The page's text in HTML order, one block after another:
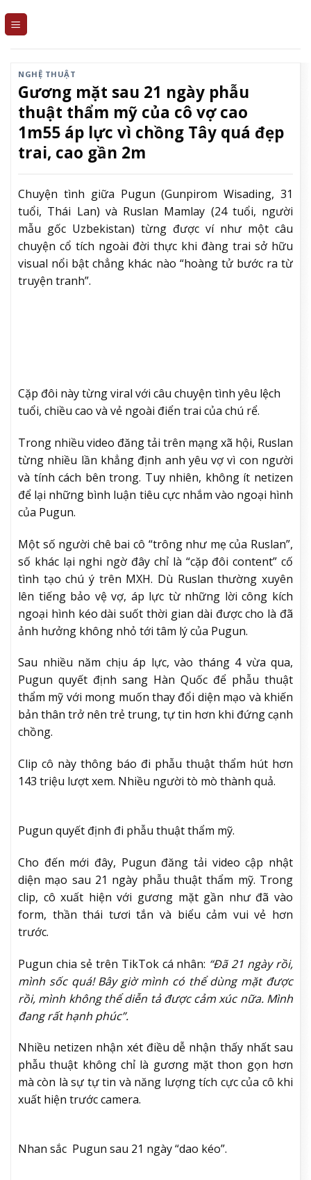
NGHỆ THUẬT
Gương mặt sau 21 ngày phẫu
thuật thẩm mỹ của cô vợ cao
1m55 áp lực vì chồng Tây quá đẹp
trai, cao gần 2m
Chuyện tình giữa Pugun (Gunpirom Wisading, 31
tuổi, Thái Lan) và Ruslan Mamlay (24 tuổi, người
mẫu gốc Uzbekistan) từng được ví như một câu
chuyện cổ tích ngoài đời thực khi đàng trai sở hữu
visual nổi bật chẳng khác nào “hoàng tử bước ra từ
truyện tranh”.
Cặp đôi này từng viral với câu chuyện tình yêu lệch
tuổi, chiều cao và vẻ ngoài điển trai của chú rể.
Trong nhiều video đăng tải trên mạng xã hội, Ruslan
từng nhiều lần khẳng định anh yêu vợ vì con người
và tính cách bên trong. Tuy nhiên, không ít netizen
để lại những bình luận tiêu cực nhắm vào ngoại hình
của Pugun.
Một số người chê bai cô “trông như mẹ của Ruslan”,
số khác lại nghi ngờ đây chỉ là “cặp đôi content” cố
tình tạo chú ý trên MXH. Dù Ruslan thường xuyên
lên tiếng bảo vệ vợ, áp lực từ những lời công kích
ngoại hình kéo dài suốt thời gian dài được cho là đã
ảnh hưởng không nhỏ tới tâm lý của Pugun.
Sau nhiều năm chịu áp lực, vào tháng 4 vừa qua,
Pugun quyết định sang Hàn Quốc để phẫu thuật
thẩm mỹ với mong muốn thay đổi diện mạo và khiến
bản thân trở nên trẻ trung, tự tin hơn khi đứng cạnh
chồng.
Clip cô này thông báo đi phẫu thuật thẩm hút hơn
143 triệu lượt xem. Nhiều người tò mò thành quả.
Pugun quyết định đi phẫu thuật thẩm mỹ.
Cho đến mới đây, Pugun đăng tải video cập nhật
diện mạo sau 21 ngày phẫu thuật thẩm mỹ. Trong
clip, cô xuất hiện với gương mặt gần như đã vào
form, thần thái tươi tắn và biểu cảm vui vẻ hơn
trước.
Pugun chia sẻ trên TikTok cá nhân: “Đã 21 ngày rồi,
mình sốc quá! Bây giờ mình có thể dùng mặt được
rồi, mình không thể diễn tả được cảm xúc nữa. Mình
đang rất hạnh phúc”.
Nhiều netizen nhận xét điều dễ nhận thấy nhất sau
phẫu thuật không chỉ là gương mặt thon gọn hơn
mà còn là sự tự tin và năng lượng tích cực của cô khi
xuất hiện trước camera.
Nhan sắc Pugun sau 21 ngày “dao kéo”.